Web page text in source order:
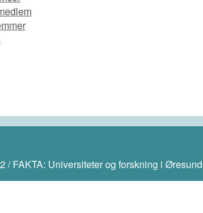
2 / FAKTA: Universiteter og forskning i